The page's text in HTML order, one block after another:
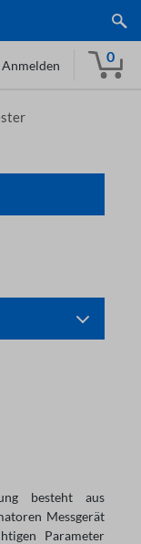
Anmelden
0
besteht aus
Messgerät
Parameter